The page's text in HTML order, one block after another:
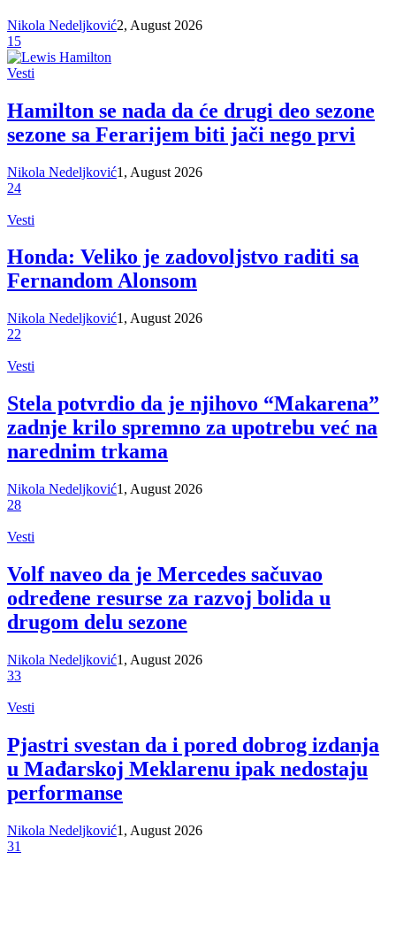
Nikola Nedeljković2, August 2026
15
Vesti
Hamilton se nada da će drugi deo sezone
sezone sa Ferarijem biti jači nego prvi
Nikola Nedeljković1, August 2026
24
Vesti
Honda: Veliko je zadovoljstvo raditi sa
Fernandom Alonsom
Nikola Nedeljković1, August 2026
22
Vesti
Stela potvrdio da je njihovo “Makarena”
zadnje krilo spremno za upotrebu već na
narednim trkama
Nikola Nedeljković1, August 2026
28
Vesti
Volf naveo da je Mercedes sačuvao
određene resurse za razvoj bolida u
drugom delu sezone
Nikola Nedeljković1, August 2026
33
Vesti
Pjastri svestan da i pored dobrog izdanja
u Mađarskoj Meklarenu ipak nedostaju
performanse
Nikola Nedeljković1, August 2026
31